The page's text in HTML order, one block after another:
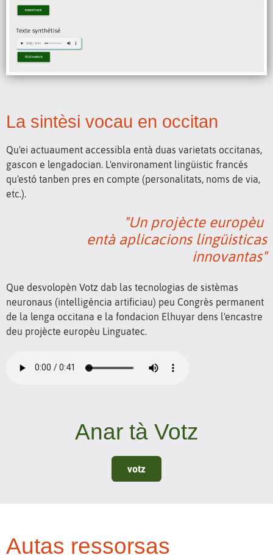
La sintèsi vocau en occitan
Qu'ei actuaument accessibla entà duas varietats occitanas,
gascon e lengadocian. L'environament lingüistic francés
qu'estó tanben pres en compte (personalitats, noms de via,
etc.).
"Un projècte europèu
entà aplicacions lingüisticas
innovantas"
Que desvolopèn Votz dab las tecnologias de sistèmas
neuronaus (intelligéncia artificiau) peu Congrès permanent
de la lenga occitana e la fondacion Elhuyar dens l'encastre
deu projècte europèu Linguatec.
Anar tà Votz
votz
Autas ressorsas